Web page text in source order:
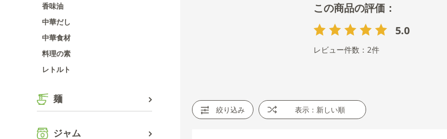
香味油
中華だし
中華食材
料理の素
レトルト
麺
ジャム
5.0
レビュー件数： 2件
絞り込み 表示：新しい順